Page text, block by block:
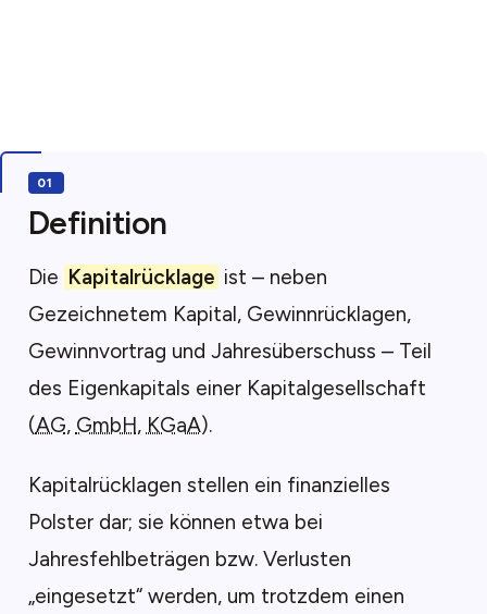
Definition
Die Kapitalrücklage ist – neben
Gezeichnetem Kapital, Gewinnrücklagen,
Gewinnvortrag und Jahresüberschuss – Teil
des Eigenkapitals einer Kapitalgesellschaft
(AG, GmbH, KGaA).
Kapitalrücklagen stellen ein finanzielles
Polster dar; sie können etwa bei
Jahresfehlbeträgen bzw. Verlusten
„eingesetzt“ werden, um trotzdem einen